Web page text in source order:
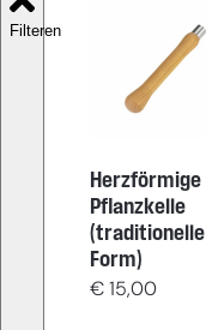
Filteren
Herzförmige
Pflanzkelle
(traditionelle
Form)
€15,00